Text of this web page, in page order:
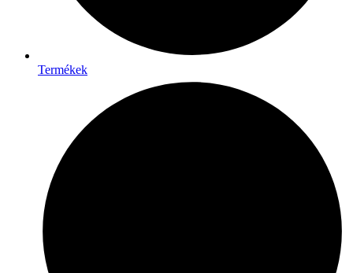
Termékek